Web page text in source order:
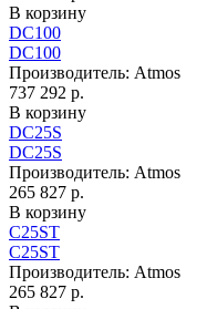
В корзину
DC100
DC100
Производитель: Atmos
737 292 р.
В корзину
DC25S
DC25S
Производитель: Atmos
265 827 р.
В корзину
C25ST
C25ST
Производитель: Atmos
265 827 р.